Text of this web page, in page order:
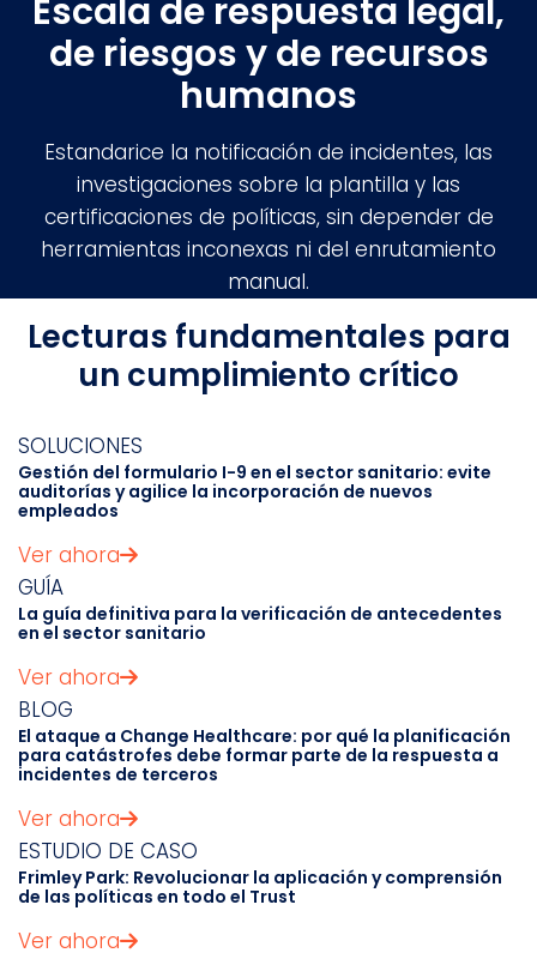
Escala de respuesta legal,
de riesgos y de recursos
humanos
Estandarice la notificación de incidentes, las
investigaciones sobre la plantilla y las
certificaciones de políticas, sin depender de
herramientas inconexas ni del enrutamiento
manual.
Lecturas fundamentales para
un cumplimiento crítico
SOLUCIONES
Gestión del formulario I-9 en el sector sanitario: evite
auditorías y agilice la incorporación de nuevos
empleados
Ver ahora
GUÍA
La guía definitiva para la verificación de antecedentes
en el sector sanitario
Ver ahora
BLOG
El ataque a Change Healthcare: por qué la planificación
para catástrofes debe formar parte de la respuesta a
incidentes de terceros
Ver ahora
ESTUDIO DE CASO
Frimley Park: Revolucionar la aplicación y comprensión
de las políticas en todo el Trust
Ver ahora